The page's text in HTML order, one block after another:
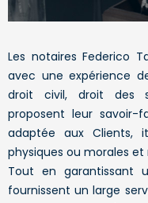
Les notaires Federico
avec une expérience
droit civil, droit des
proposent leur savoir-
adaptée aux Clients,
physiques ou morales
Tout en garantissant
fournissent un large